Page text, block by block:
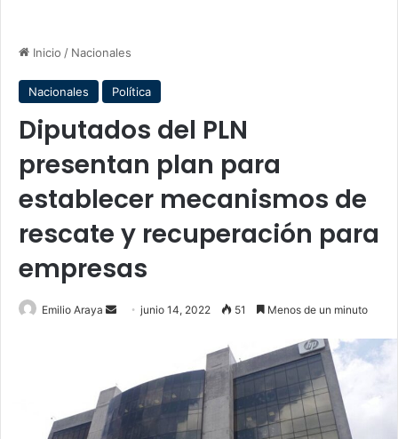
Inicio / Nacionales
Nacionales Política
Diputados del PLN
presentan plan para
establecer mecanismos de
rescate y recuperación para
empresas
Emilio Araya
Sendjunio 14, 2022 51 Menos de un minuto